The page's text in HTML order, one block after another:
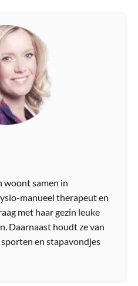
woont samen in
manueel therapeut en
met haar gezin leuke
Daarnaast houdt ze van
en stapavondjes